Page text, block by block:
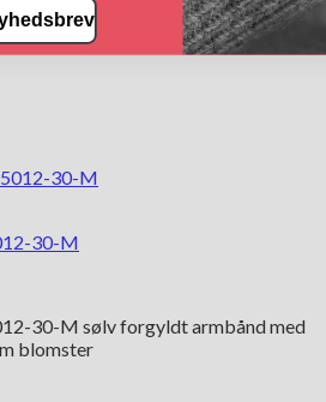
30-M
30-M sølv forgyldt armbånd med
blomster